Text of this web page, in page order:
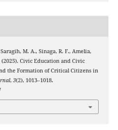
M. A., Sinaga, R. F., Amelia,
Civic Education and Civic
the Formation of Critical Citizens in
, 3(2), 1013–1018.